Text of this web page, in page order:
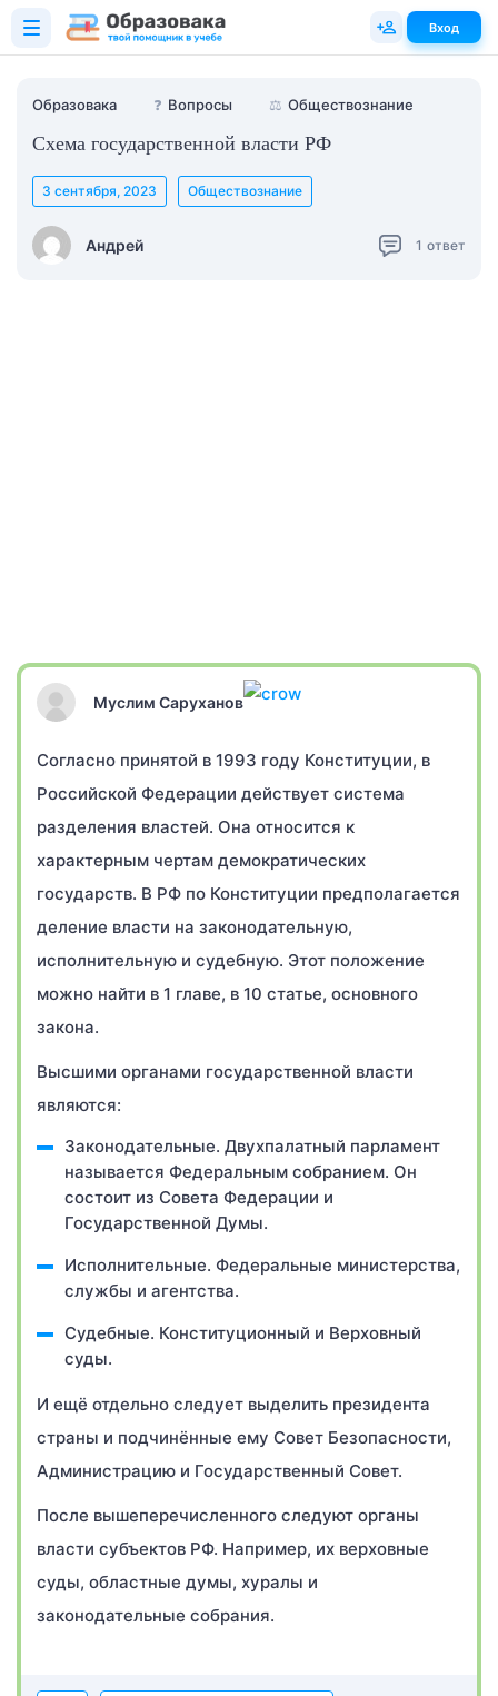
Образовака ❓ Вопросы ⚖️ Обществознание
Схема государственной власти РФ
Андрей
3 сентября, 2023 Обществознание
1 ответ
Муслим Саруханов
Согласно принятой в 1993 году Конституции, в
Российской Федерации действует система
разделения властей. Она относится к
характерным чертам демократических
государств. В РФ по Конституции предполагается
деление власти на законодательную,
исполнительную и судебную. Этот положение
можно найти в 1 главе, в 10 статье, основного
закона.
Высшими органами государственной власти
являются:
Законодательные. Двухпалатный парламент
называется Федеральным собранием. Он
состоит из Совета Федерации и
Государственной Думы.
Исполнительные. Федеральные министерства,
службы и агентства.
Судебные. Конституционный и Верховный
суды.
И ещё отдельно следует выделить президента
страны и подчинённые ему Совет Безопасности,
Администрацию и Государственный Совет.
После вышеперечисленного следуют органы
власти субъектов РФ. Например, их верховные
суды, областные думы, хуралы и
законодательные собрания.
Вход